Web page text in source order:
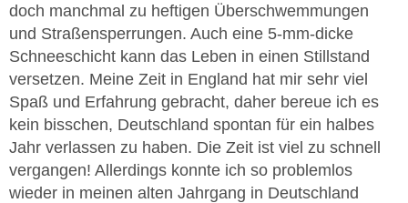
doch manchmal zu heftigen Überschwemmungen
und Straßensperrungen. Auch eine 5-mm-dicke
Schneeschicht kann das Leben in einen Stillstand
versetzen. Meine Zeit in England hat mir sehr viel
Spaß und Erfahrung gebracht, daher bereue ich es
kein bisschen, Deutschland spontan für ein halbes
Jahr verlassen zu haben. Die Zeit ist viel zu schnell
vergangen! Allerdings konnte ich so problemlos
wieder in meinen alten Jahrgang in Deutschland